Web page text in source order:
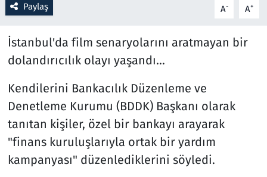
Paylaş A- A+
İstanbul'da film senaryolarını aratmayan bir
dolandırıcılık olayı yaşandı...
Kendilerini Bankacılık Düzenleme ve
Denetleme Kurumu (BDDK) Başkanı olarak
tanıtan kişiler, özel bir bankayı arayarak
"finans kuruluşlarıyla ortak bir yardım
kampanyası" düzenlediklerini söyledi.
Seçim 2023
Spor
Televizyon